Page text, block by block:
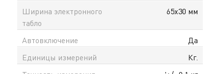
Ширина электронного
табло
65х30 мм
Автовключение
Да
Единицы измерений
Кг.